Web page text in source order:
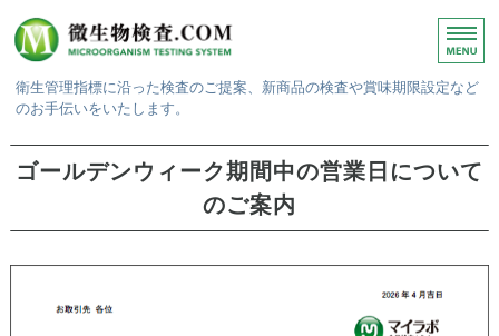
衛生管理指標に沿った検査のご提案、新商品の検査や賞味期限設定など
のお手伝いをいたします。
ホーム
ゴールデンウィーク期間中の営業日について
のご案内